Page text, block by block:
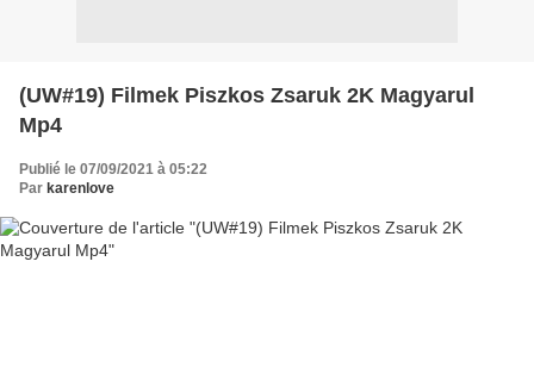
(UW#19) Filmek Piszkos Zsaruk 2K Magyarul
Mp4
Publié le 07/09/2021 à 05:22
Par karenlove